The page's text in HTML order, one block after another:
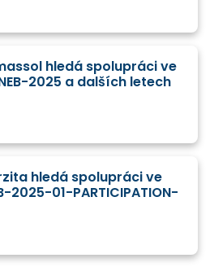
hledá spolupráci ve
2025 a dalších letech
hledá spolupráci ve
2025-01-PARTICIPATION-